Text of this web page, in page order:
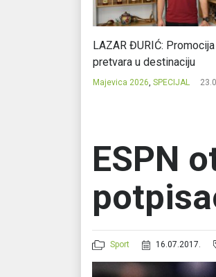
LAZAR ĐURIĆ:
pretvara u destinaciju
Majevica 2026, SPECIJAL
ESPN
Sport 16.07.2017.